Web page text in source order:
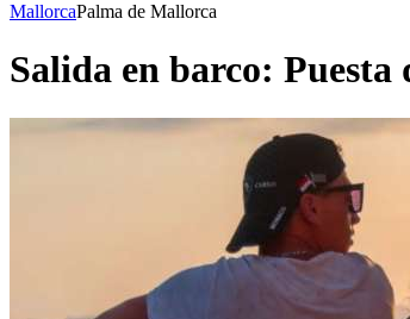
MallorcaPalma de Mallorca
Salida en barco: